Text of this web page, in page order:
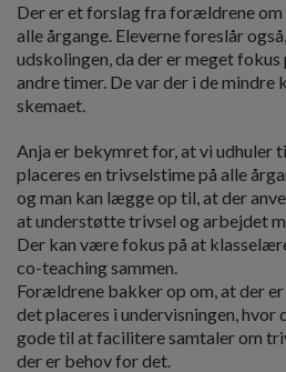
Der er et forslag fra forældrene om
alle årgange. Eleverne foreslår
udskolingen, da der er meget
andre timer. De var der i de mindre
skemaet.
Anja er bekymret for, at vi udhuler
placeres en trivselstime på alle
og man kan lægge op til, at der
at understøtte trivsel og arbejdet
Der kan være fokus på at
co-teaching sammen.
Forældrene bakker op om, at der
det placeres i undervisningen, hvor
gode til at facilitere samtaler om
der er behov for det.